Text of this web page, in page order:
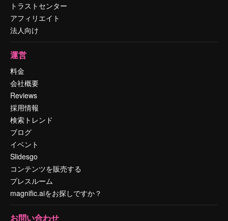
トラストセンター
アフィリエイト
法人向け
運営
料金
会社概要
Reviews
採用情報
検索トレンド
ブログ
イベント
Slidesgo
コンテンツを販売する
プレスルーム
magnific.aiをお探しですか？
お問い合わせ